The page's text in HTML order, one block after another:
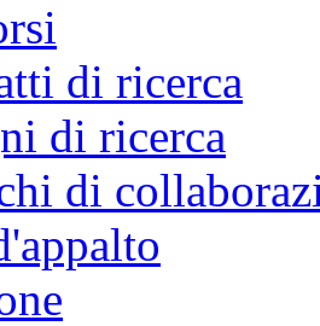
di ricerca
di ricerca
di